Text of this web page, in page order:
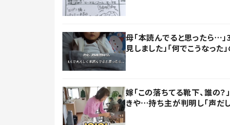
母「本読んでると思ったら…
見しました」「何でこうなった
嫁「この落ちてる靴下、誰の
きや…持ち主が判明し「声だ